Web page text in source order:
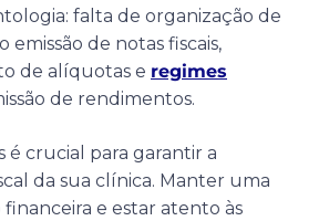
falta de organização de
emissão de notas fiscais,
de alíquotas e regimes
de rendimentos.
é crucial para garantir a
da sua clínica. Manter uma
e estar atento às